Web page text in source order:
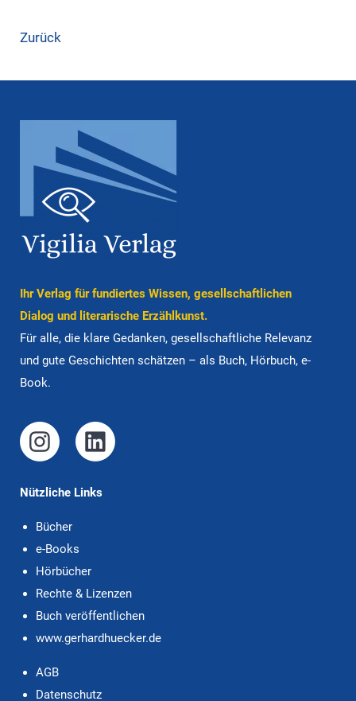
Zurück
Ihr Verlag für fun­diertes Wissen, gesell­schaft­lichen
Dialog und lite­ra­ri­sche Er­zähl­kunst.
Für alle, die klare Ge­dan­ken, gesell­schaft­liche Rele­vanz
und gute Ge­schich­ten schätzen – als Buch, Hörbuch, e-
Book.
Nützliche Links
Bücher
e-Books
Hörbücher
Rechte & Lizenzen
Buch veröffentlichen
www.gerhardhuecker.de
AGB
Datenschutz